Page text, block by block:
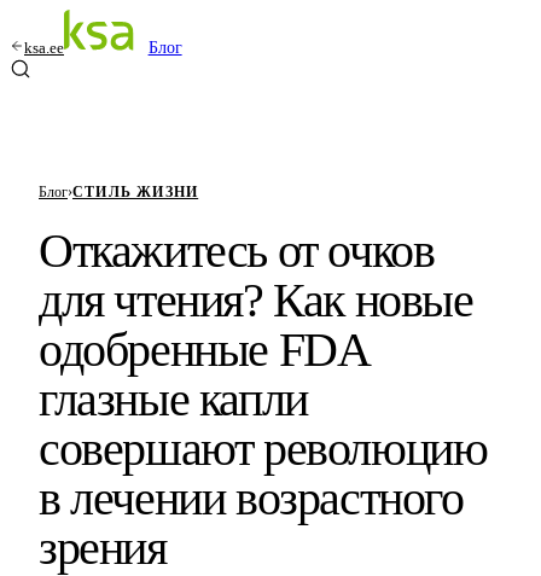
ksa.ee Блог
Блог›СТИЛЬ ЖИЗНИ
Откажитесь от очков
для чтения? Как новые
одобренные FDA
глазные капли
совершают революцию
в лечении возрастного
зрения